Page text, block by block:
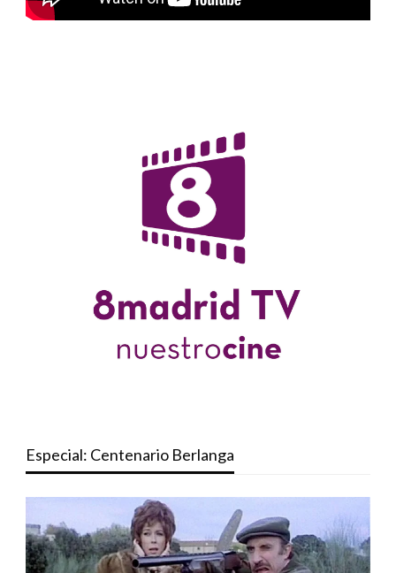
Especial: Centenario Berlanga